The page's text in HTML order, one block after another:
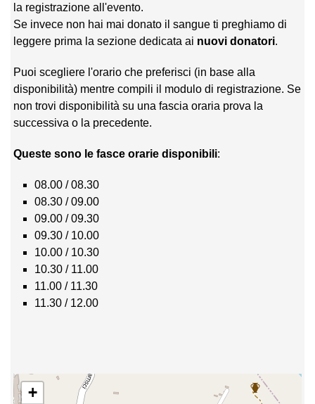
la registrazione all'evento.
Se invece non hai mai donato il sangue ti preghiamo di
leggere prima la sezione dedicata ai nuovi donatori.
Puoi scegliere l'orario che preferisci (in base alla
disponibilità) mentre compili il modulo di registrazione. Se
non trovi disponibilità su una fascia oraria prova la
successiva o la precedente.
Queste sono le fasce orarie disponibili:
08.00 / 08.30
08.30 / 09.00
09.00 / 09.30
09.30 / 10.00
10.00 / 10.30
10.30 / 11.00
11.00 / 11.30
11.30 / 12.00
+